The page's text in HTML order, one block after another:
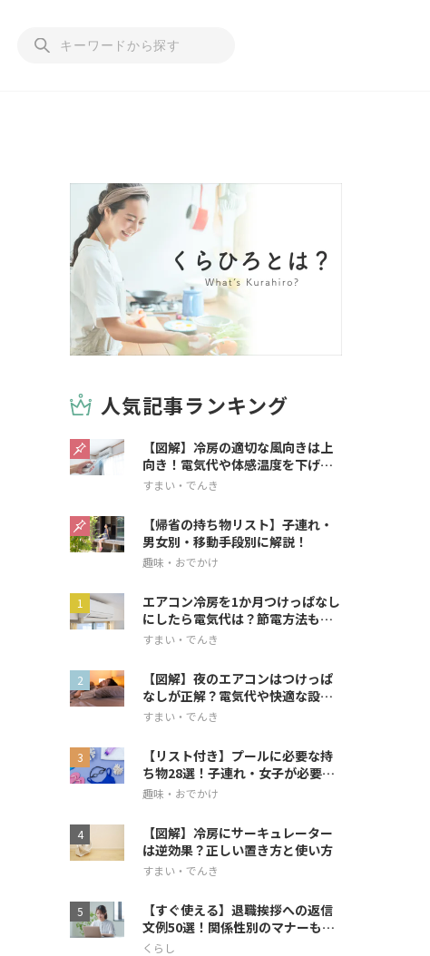
人気記事ランキング
【図解】冷房の適切な風向きは上
向き！電気代や体感温度を下げる
方法を解説
すまい・でんき
【帰省の持ち物リスト】子連れ・
男女別・移動手段別に解説！
趣味・おでかけ
エアコン冷房を1か月つけっぱなし
にしたら電気代は？節電方法も解
説
すまい・でんき
【図解】夜のエアコンはつけっぱ
なしが正解？電気代や快適な設定
を解説
すまい・でんき
【リスト付き】プールに必要な持
ち物28選！子連れ・女子が必要な
アイテムも
趣味・おでかけ
【図解】冷房にサーキュレーター
は逆効果？正しい置き方と使い方
すまい・でんき
【すぐ使える】退職挨拶への返信
文例50選！関係性別のマナーも徹
底解説
くらし